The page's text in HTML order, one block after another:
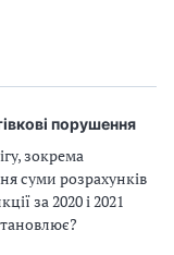
порушення
зокрема
суми розрахунків
за 2020 і 2021